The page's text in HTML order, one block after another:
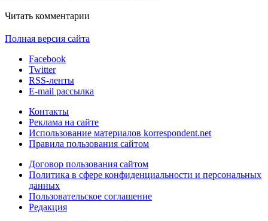
Читать комментарии
Полная версия сайта
Facebook
Twitter
RSS-ленты
E-mail рассылка
Контакты
Реклама на сайте
Использование материалов korrespondent.net
Правила пользования сайтом
Договор пользования сайтом
Политика в сфере конфиденциальности и персональных
данных
Пользовательское соглашение
Редакция